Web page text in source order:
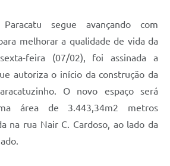
segue avançando com
melhorar a qualidade de vida da
feira (07/02), foi assinada a
autoriza o início da construção da
O novo espaço será
área de 3.443,34m2 metros
na rua Nair C. Cardoso, ao lado da